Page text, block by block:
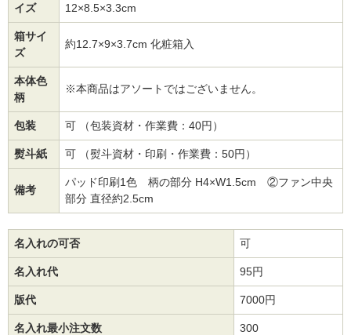
イズ
12×8.5×3.3cm
箱サイ
ズ
約12.7×9×3.7cm 化粧箱入
本体色
柄
※本商品はアソートではございません。
包装 可 （包装資材・作業費：40円）
熨斗紙 可 （熨斗資材・印刷・作業費：50円）
備考
パッド印刷1色 柄の部分 H4×W1.5cm ②ファン中央
部分 直径約2.5cm
名入れの可否 可
名入れ代 95円
版代 7000円
名入れ最小注文数 300